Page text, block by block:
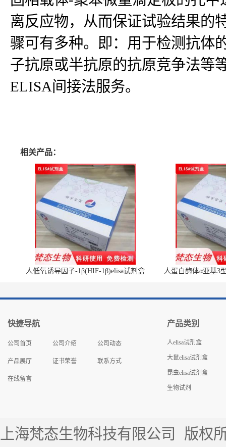
离反应物，从而保证试验结果的
骤可有多种。即：用于检测抗体
子抗原或半抗原的抗原竞争法等
ELISA间接法服务。
相关产品：
人低氧诱导因子-1β(HIF-1β)elisa试剂盒 人蛋白酶体α亚基3
快捷导航
公司首页 公司介绍 公司动态
产品展厅 证书荣誉 联系方式
在线留言
产品类别
人elisa试剂盒
大鼠elisa试剂盒
昆虫elisa试剂盒
生物试剂
上海梵态生物科技有限公司
版权